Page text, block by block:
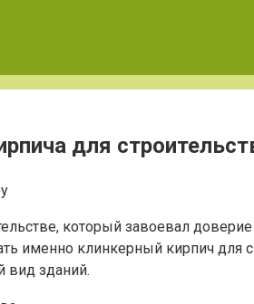
для
который завоевал
именно клинкерный кирпич для
вид зданий.